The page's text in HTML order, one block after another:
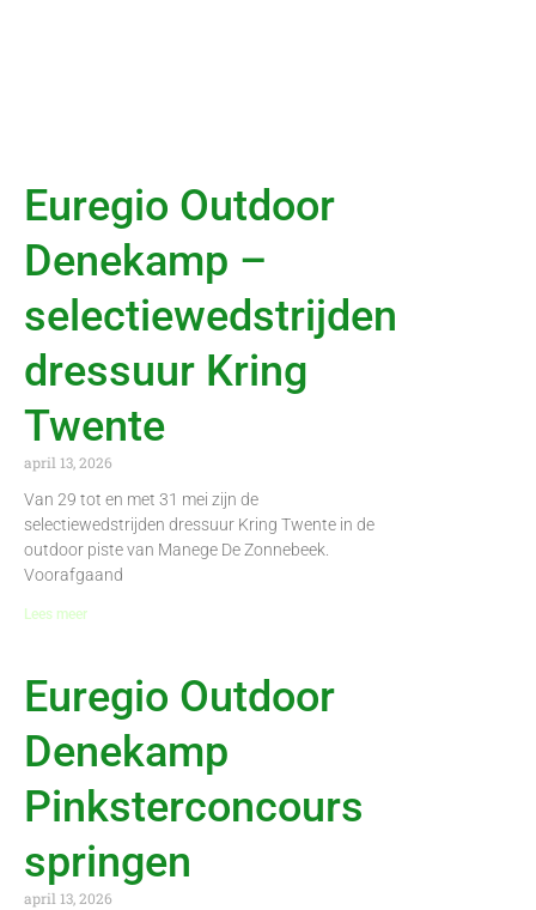
Euregio Outdoor
Denekamp –
selectiewedstrijden
dressuur Kring
Twente
april 13, 2026
Van 29 tot en met 31 mei zijn de
selectiewedstrijden dressuur Kring Twente in de
outdoor piste van Manege De Zonnebeek.
Voorafgaand
Lees meer
Euregio Outdoor
Denekamp
Pinksterconcours
springen
april 13, 2026